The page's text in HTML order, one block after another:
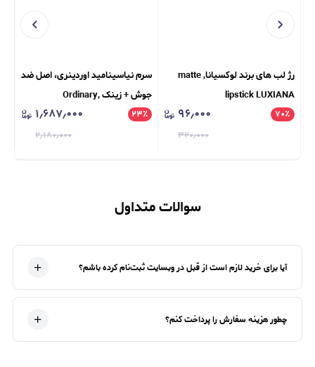
رژ لب های برند لوکسیانا, matte
lipstick LUXIANA
۷۰٪ ۹۶٫۰۰۰
۳۲۰٫۰۰۰
سرم نیاسینامید اوردینری، اصل ضد
جوش + زینک Ordinary,
Niacinamide 10% + Zinc 1%
۲۳٪ ۱٫۶۸۷٫۰۰۰
۲٫۱۸۰٫۰۰۰
سوالات متداول
آیا برای خرید لازم است از قبل در وبسایت ثبت‌نام کرده باشم؟
چطور هزینه سفارش را پرداخت کنم؟